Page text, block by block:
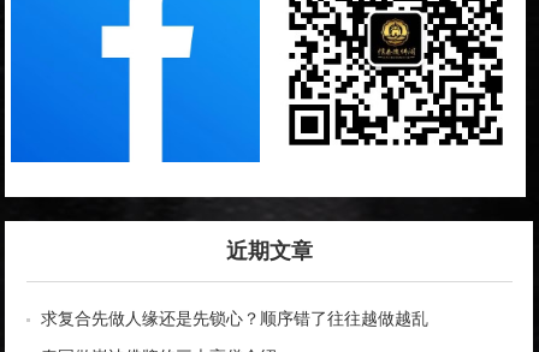
近期文章
求复合先做人缘还是先锁心？顺序错了往往越做越乱